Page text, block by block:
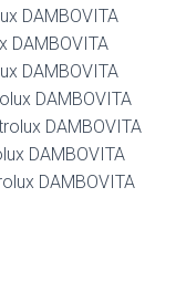
DAMBOVITA
DAMBOVITA
DAMBOVITA
DAMBOVITA
DAMBOVITA
DAMBOVITA
DAMBOVITA